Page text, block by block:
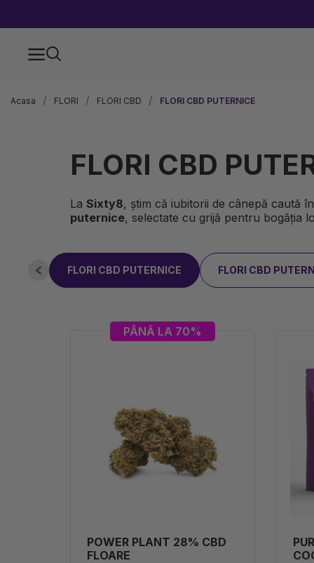
Acasa FLORI FLORI CBD FLORI CBD PUTERNICE
FLORI CBD
La Sixty8, știm că iubitorii de cânepă caută
puternice, selectate cu grijă pentru bogăția
FLORI CBD PUTERNICE FLORI CBD
PÂNĂ LA 70%
POWER PLANT 28% CBD
FLOARE